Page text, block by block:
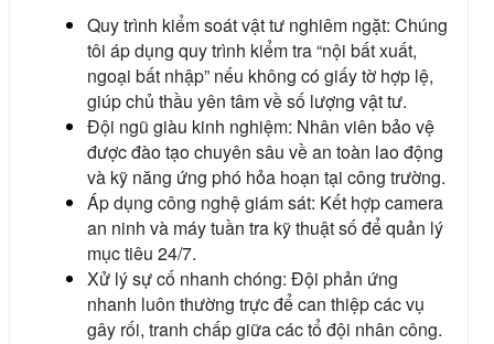
Quy trình kiểm soát vật tư nghiêm ngặt: Chúng
tôi áp dụng quy trình kiểm tra “nội bất xuất,
ngoại bất nhập” nếu không có giấy tờ hợp lệ,
giúp chủ thầu yên tâm về số lượng vật tư.
Đội ngũ giàu kinh nghiệm: Nhân viên bảo vệ
được đào tạo chuyên sâu về an toàn lao động
và kỹ năng ứng phó hỏa hoạn tại công trường.
Áp dụng công nghệ giám sát: Kết hợp camera
an ninh và máy tuần tra kỹ thuật số để quản lý
mục tiêu 24/7.
Xử lý sự cố nhanh chóng: Đội phản ứng
nhanh luôn thường trực để can thiệp các vụ
gây rối, tranh chấp giữa các tổ đội nhân công.